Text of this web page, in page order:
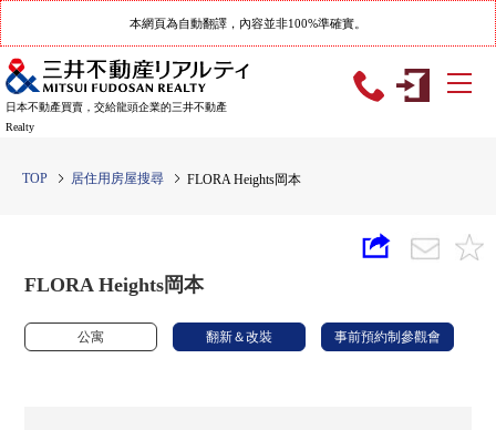
本網頁為自動翻譯，內容並非100%準確實。
日本不動產買賣，交給龍頭企業的三井不動產
Realty
TOP 居住用房屋搜尋 FLORA Heights岡本
FLORA Heights岡本
公寓 翻新＆改裝 事前預約制參觀會